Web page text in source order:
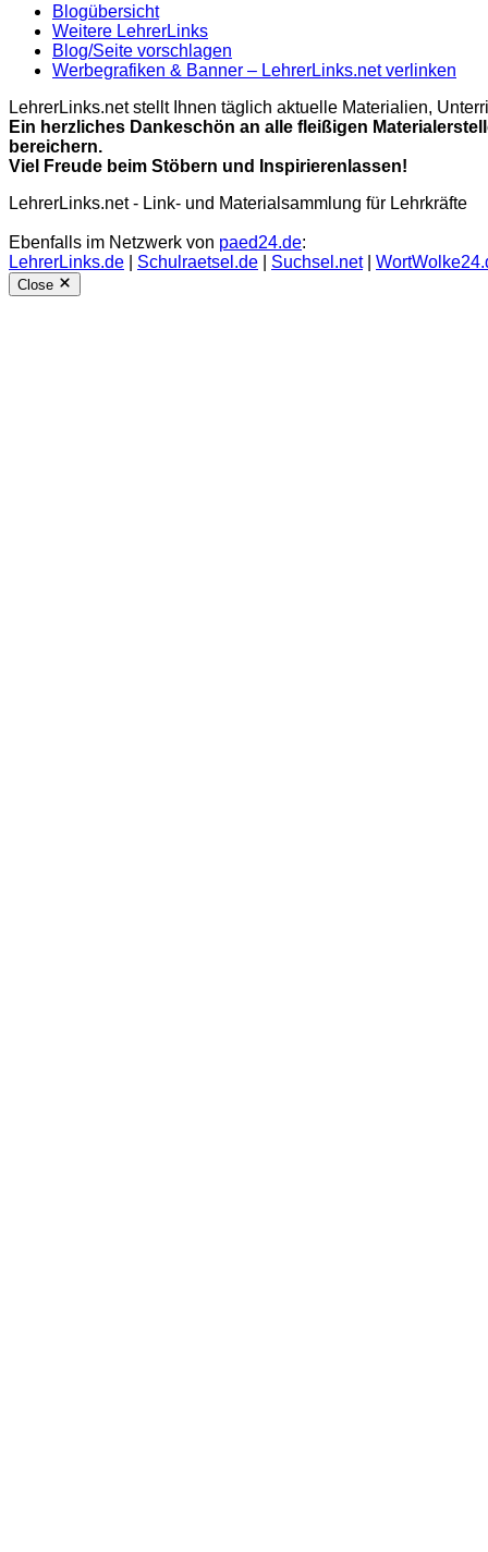
Blogübersicht
Weitere LehrerLinks
Blog/Seite vorschlagen
Werbegrafiken & Banner – LehrerLinks.net verlinken
LehrerLinks.net stellt Ihnen täglich aktuelle Materialien,
Ein herzliches Dankeschön an alle fleißigen
bereichern.
Viel Freude beim Stöbern und Inspirierenlassen!
LehrerLinks.net - Link- und Materialsammlung für Lehrkräfte
Ebenfalls im Netzwerk von paed24.de:
LehrerLinks.de
Schulraetsel.de Suchsel.net|
Close